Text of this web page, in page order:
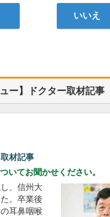
いいえ
ー】ドクター取材記事
取材記事
いてお聞かせください。
、信州大
。卒業後
耳鼻咽喉